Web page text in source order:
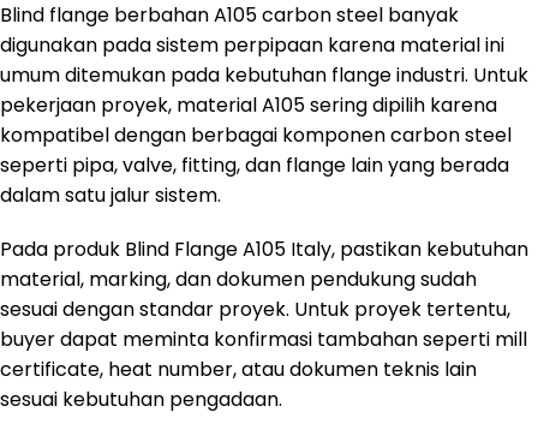
Blind flange berbahan A105 carbon steel banyak
digunakan pada sistem perpipaan karena material ini
umum ditemukan pada kebutuhan flange industri. Untuk
pekerjaan proyek, material A105 sering dipilih karena
kompatibel dengan berbagai komponen carbon steel
seperti pipa, valve, fitting, dan flange lain yang berada
dalam satu jalur sistem.
Pada produk Blind Flange A105 Italy, pastikan kebutuhan
material, marking, dan dokumen pendukung sudah
sesuai dengan standar proyek. Untuk proyek tertentu,
buyer dapat meminta konfirmasi tambahan seperti mill
certificate, heat number, atau dokumen teknis lain
sesuai kebutuhan pengadaan.